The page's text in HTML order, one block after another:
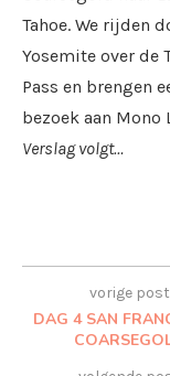
Tahoe. We rijden
Yosemite over de
Pass en brengen
bezoek aan Mono
Verslag volgt…
vorige post
DAG 4 SAN